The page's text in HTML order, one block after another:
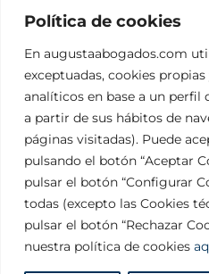
Política de cookies
En augustaabogados.com
exceptuadas, cookies
analíticos en base a un perfil
a partir de sus hábitos de
páginas visitadas). Puede
pulsando el botón “Aceptar
pulsar el botón “Configurar
todas (excepto las Cookies
pulsar el botón “Rechazar
nuestra política de cookies
SUSCRÍBETE A
RELLENA EL